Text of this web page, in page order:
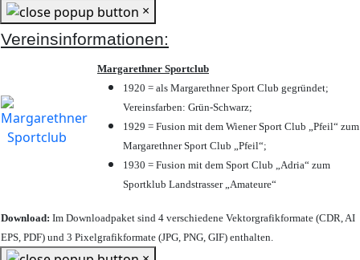
×
Vereinsinformationen:
Margarethner Sportclub
1920 = als Margarethner Sport Club gegründet;
Vereinsfarben: Grün-Schwarz;
1929 = Fusion mit dem Wiener Sport Club „Pfeil“ zum
Margarethner Sport Club „Pfeil“;
1930 = Fusion mit dem Sport Club „Adria“ zum
Sportklub Landstrasser „Amateure“
Download: Im Downloadpaket sind 4 verschiedene Vektorgrafikformate (CDR, AI
EPS, PDF) und 3 Pixelgrafikformate (JPG, PNG, GIF) enthalten.